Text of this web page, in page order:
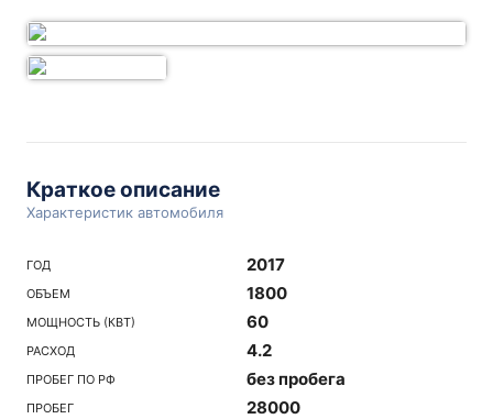
Краткое описание
Характеристик автомобиля
ГОД 2017
ОБЪЕМ 1800
МОЩНОСТЬ (КВТ) 60
РАСХОД 4.2
ПРОБЕГ ПО РФ без пробега
ПРОБЕГ 28000